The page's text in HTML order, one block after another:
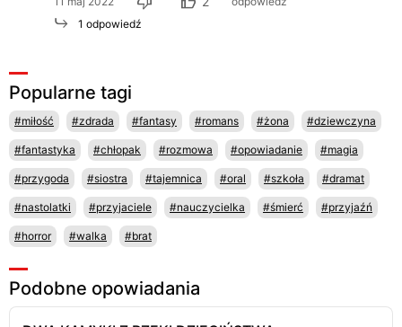
1 odpowiedź
Popularne tagi
#miłość #zdrada #fantasy #romans #żona #dziewczyna
#fantastyka #chłopak #rozmowa #opowiadanie #magia
#przygoda #siostra #tajemnica #oral #szkoła #dramat
#nastolatki #przyjaciele #nauczycielka #śmierć #przyjaźń
#horror #walka #brat
Podobne opowiadania